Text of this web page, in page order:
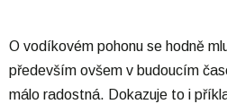
O vodíkovém pohonu se hodně
především ovšem v budoucím
málo radostná. Dokazuje to i